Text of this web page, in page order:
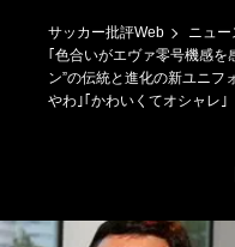
サッカー批評Web ニュー
｢色合いがエヴァ零号機感を
ン”の伝統と進化の新ユニフ
やわ｣｢かわいくてオシャレ｣